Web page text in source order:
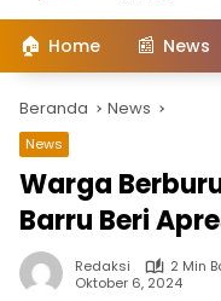
konten
🏠 Home 📰 News
Beranda News
News
Warga
Barru Beri
Redaksi
2 Min
Oktober 6, 2024